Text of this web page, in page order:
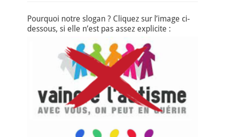
Pourquoi notre slogan ? Cliquez sur l’image ci-
dessous, si elle n’est pas assez explicite :